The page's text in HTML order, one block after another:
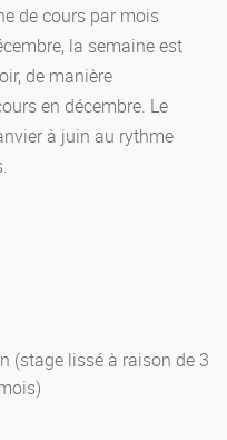
du jury de délibérations,
l'avis du tuteur en
inscriptions
de cours par mois
la semaine est
de manière
en décembre. Le
à juin au rythme
(stage lissé à raison de 3